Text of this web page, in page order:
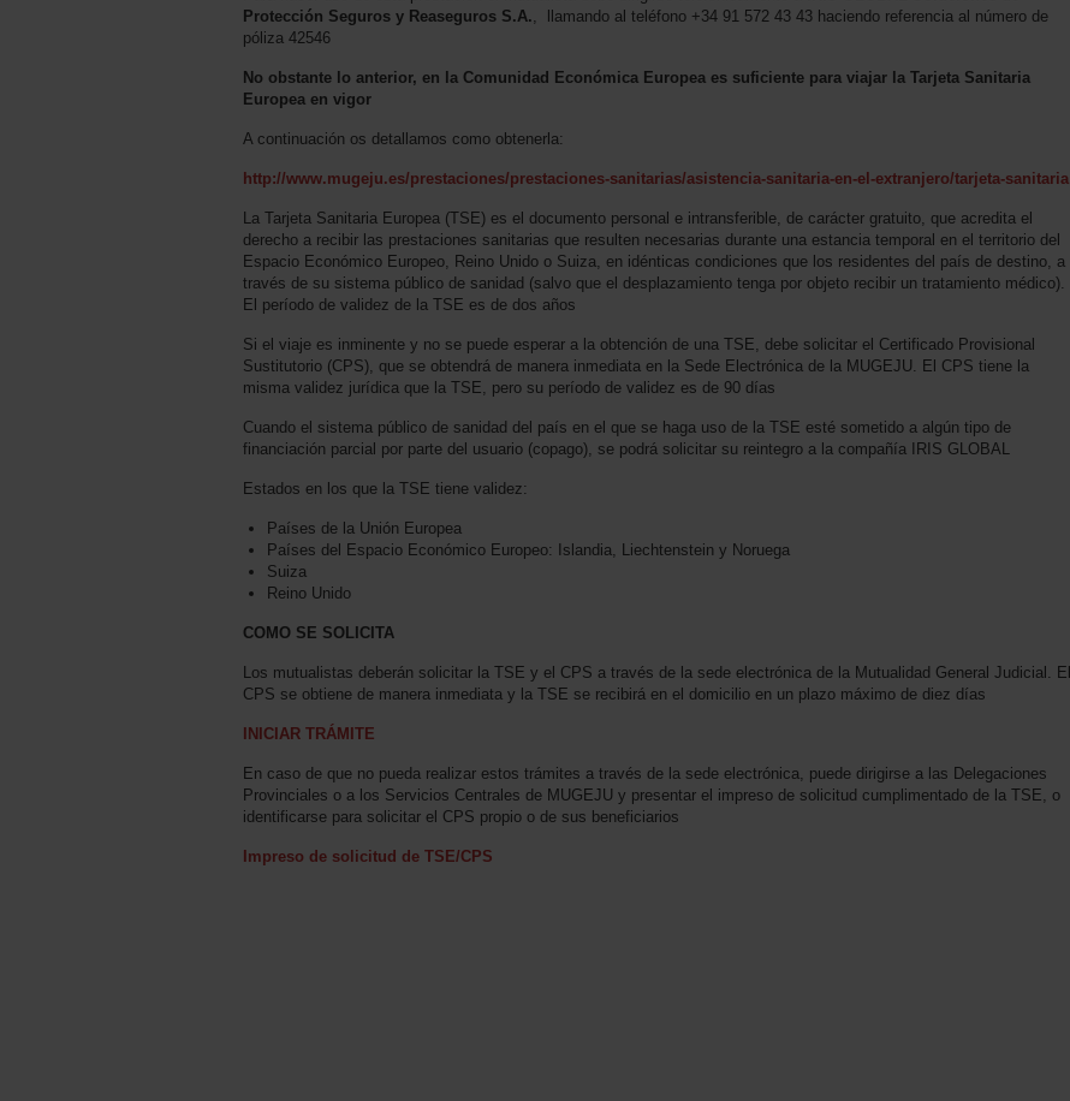
Protección Seguros y Reaseguros S.A. , llamando al teléfono +34 91 572 43 43 haciendo referencia al número de
póliza 42546
No obstante lo anterior, en la Comunidad Económica Europea es suficiente para viajar la Tarjeta Sanitaria
Europea en vigor
A continuación os detallamos como obtenerla:
http://www.mugeju.es/prestaciones/prestaciones-sanitarias/asistencia-sanitaria-en-el-extranjero/tarjeta-sanitaria
La Tarjeta Sanitaria Europea (TSE) es el documento personal e intransferible, de carácter gratuito, que acredita el
derecho a recibir las prestaciones sanitarias que resulten necesarias durante una estancia temporal en el territorio del
Espacio Económico Europeo, Reino Unido o Suiza, en idénticas condiciones que los residentes del país de destino, a
través de su sistema público de sanidad (salvo que el desplazamiento tenga por objeto recibir un tratamiento médico).
El período de validez de la TSE es de dos años
Si el viaje es inminente y no se puede esperar a la obtención de una TSE, debe solicitar el Certificado Provisional
Sustitutorio (CPS), que se obtendrá de manera inmediata en la Sede Electrónica de la MUGEJU. El CPS tiene la
misma validez jurídica que la TSE, pero su período de validez es de 90 días
Cuando el sistema público de sanidad del país en el que se haga uso de la TSE esté sometido a algún tipo de
financiación parcial por parte del usuario (copago), se podrá solicitar su reintegro a la compañía IRIS GLOBAL
Estados en los que la TSE tiene validez:
Países de la Unión Europea
Países del Espacio Económico Europeo: Islandia, Liechtenstein y Noruega
Suiza
Reino Unido
COMO SE SOLICITA
Los mutualistas deberán solicitar la TSE y el CPS a través de la sede electrónica de la Mutualidad General Judicial. El
CPS se obtiene de manera inmediata y la TSE se recibirá en el domicilio en un plazo máximo de diez días
INICIAR TRÁMITE
En caso de que no pueda realizar estos trámites a través de la sede electrónica, puede dirigirse a las Delegaciones
Provinciales o a los Servicios Centrales de MUGEJU y presentar el impreso de solicitud cumplimentado de la TSE, o
identificarse para solicitar el CPS propio o de sus beneficiarios
Impreso de solicitud de TSE/CPS